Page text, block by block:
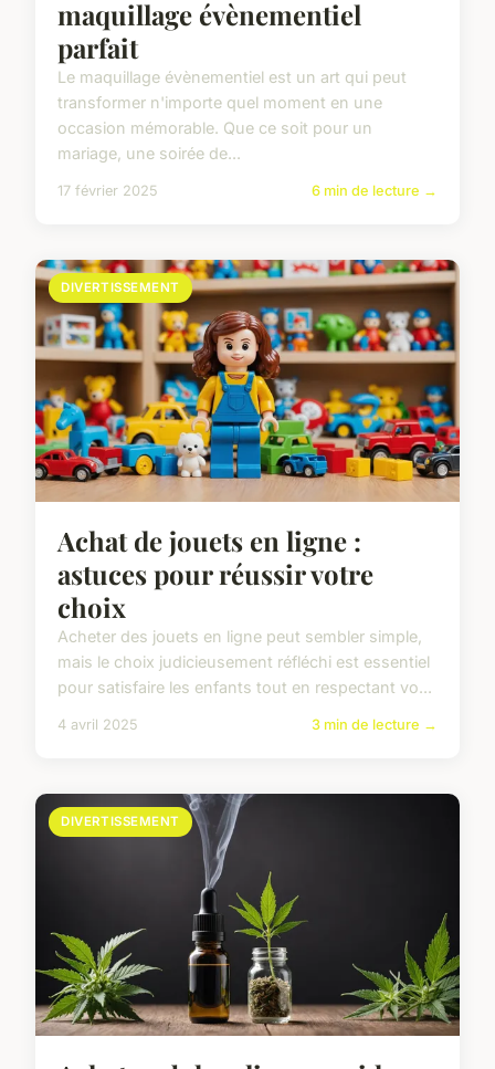
maquillage évènementiel
parfait
Le maquillage évènementiel est un art qui peut
transformer n'importe quel moment en une
occasion mémorable. Que ce soit pour un
mariage, une soirée de...
17 février 2025 6 min de lecture →
DIVERTISSEMENT
Achat de jouets en ligne :
astuces pour réussir votre
choix
Acheter des jouets en ligne peut sembler simple,
mais le choix judicieusement réfléchi est essentiel
pour satisfaire les enfants tout en respectant vo...
4 avril 2025 3 min de lecture →
DIVERTISSEMENT